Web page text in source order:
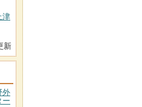
津
新
外
ー